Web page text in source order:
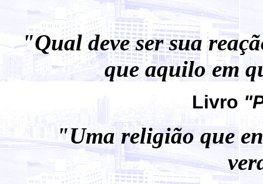
"Qual deve ser sua
que aquilo em
Livro
"Uma religião que